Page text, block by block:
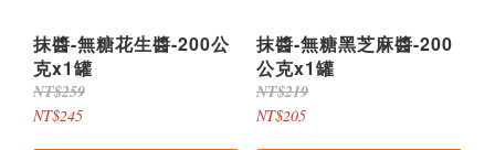
抹醬-無糖花生醬-200公
克x1罐
NT$259
NT$245
抹醬-無糖黑芝麻醬-200
公克x1罐
NT$219
NT$205